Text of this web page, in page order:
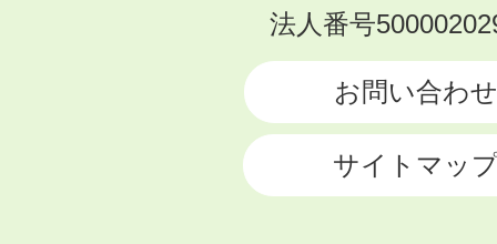
KATSURAGI
法人番号
お問い合わせ
サイトマッ